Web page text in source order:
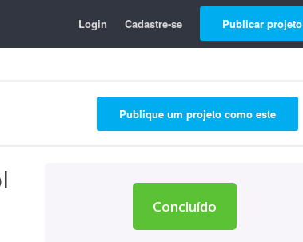
Login Cadastre-se Publicar projeto
Publique um projeto como este
Concluído